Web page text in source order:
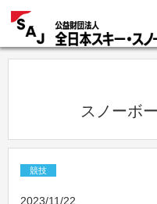
競技
2023/11/22